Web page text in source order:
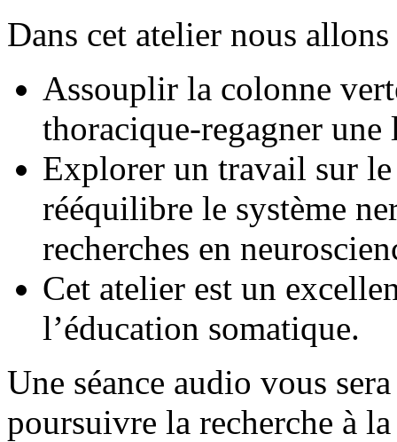
Dans cet atelier nous
Assouplir la colonne
thoracique-regagner
Explorer un travail sur
rééquilibre le système
recherches en
Cet atelier est un
l’éducation somatique.
Une séance audio vous
poursuivre la recherche à